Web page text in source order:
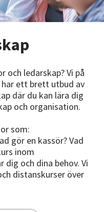
och ledarskap? Vi på
ett brett utbud av
där du kan lära dig
och organisation.
som:
gör en kassör? Vad
inom
dig och dina behov. Vi
distanskurser över